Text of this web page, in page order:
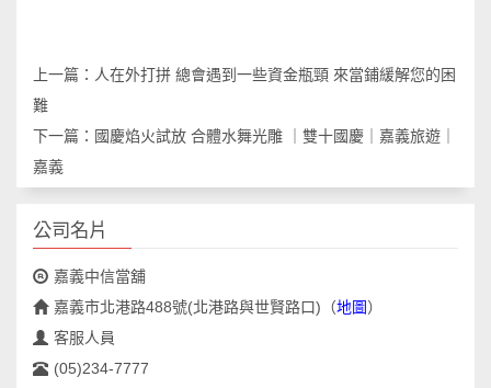
上一篇： 人在外打拼 總會遇到一些資金瓶頸 來當鋪緩解您的困
難
下一篇： 國慶焰火試放 合體水舞光雕 ｜雙十國慶｜嘉義旅遊｜
嘉義
公司名片
嘉義中信當舖
嘉義市北港路488號(北港路與世賢路口) （地圖）
客服人員
(05)234-7777